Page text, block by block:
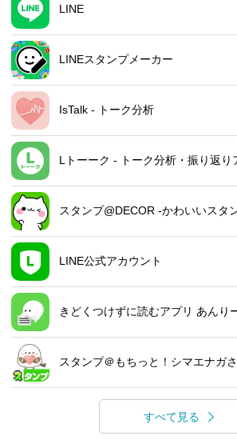
LINE
LINEスタンプメーカー
IsTalk - トーク分析
Lトーーク - トーク分析・振り返り
スタンプ@DECOR -かわいいスタ
LINE公式アカウント
きどくつけずに読むアプリ あんり
スタンプ＠もちっと！シマエナガさ
すべて見る